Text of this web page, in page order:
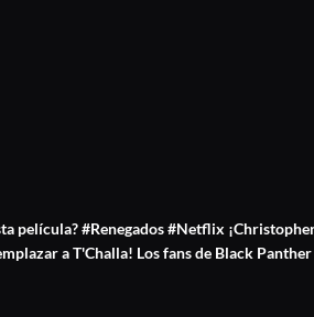
película? #Renegados #Netflix
a T'Challa! Los fans de Black